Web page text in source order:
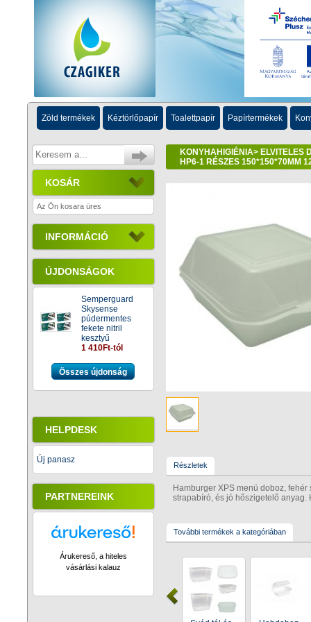
Zöld termékek Kéztörlőpapír Toalettpapír Papírtermékek
KOSÁR
Az Ön kosara üres
INFORMÁCIÓ
ÚJDONSÁGOK
Semperguard
Skysense
púdermentes
fekete nitril
kesztyű
1 410Ft-tól
Összes újdonság
HELPDESK
Új panasz
PARTNEREINK
Árukereső, a hiteles
vásárlási kalauz
KONYHAHIGIÉNIA> ELVITELES
HP6-1 RÉSZES 150*150*70MM
Részletek
Hamburger XPS menü doboz,
strapabíró, és jó hőszigetelő anyag.
További termékek a kategóriában